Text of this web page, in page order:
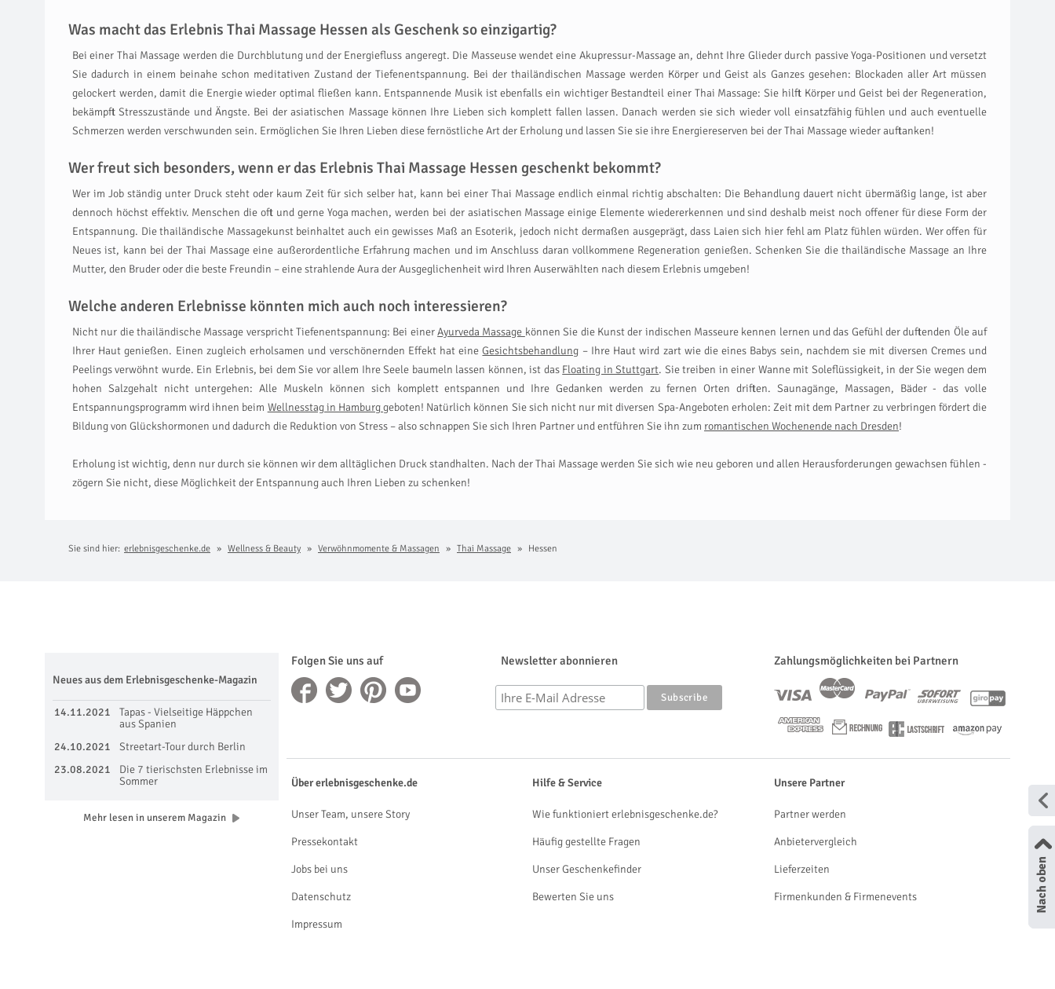
Was macht das Erlebnis Thai Massage Hessen als Geschenk so einzigartig?
Bei einer Thai Massage werden die Durchblutung und der Energiefluss angeregt. Die Masseuse wendet eine Akupressur-Massage an, dehnt Ihre Glieder durch passive Yoga-Positionen und versetzt
Sie dadurch in einem beinahe schon meditativen Zustand der Tiefenentspannung. Bei der thailändischen Massage werden Körper und Geist als Ganzes gesehen: Blockaden aller Art müssen
gelockert werden, damit die Energie wieder optimal fließen kann. Entspannende Musik ist ebenfalls ein wichtiger Bestandteil einer Thai Massage: Sie hilft Körper und Geist bei der Regeneration,
bekämpft Stresszustände und Ängste. Bei der asiatischen Massage können Ihre Lieben sich komplett fallen lassen. Danach werden sie sich wieder voll einsatzfähig fühlen und auch eventuelle
Schmerzen werden verschwunden sein. Ermöglichen Sie Ihren Lieben diese fernöstliche Art der Erholung und lassen Sie sie ihre Energiereserven bei der Thai Massage wieder auftanken!
Wer freut sich besonders, wenn er das Erlebnis Thai Massage Hessen geschenkt bekommt?
Wer im Job ständig unter Druck steht oder kaum Zeit für sich selber hat, kann bei einer Thai Massage endlich einmal richtig abschalten: Die Behandlung dauert nicht übermäßig lange, ist aber
dennoch höchst effektiv. Menschen die oft und gerne Yoga machen, werden bei der asiatischen Massage einige Elemente wiedererkennen und sind deshalb meist noch offener für diese Form der
Entspannung. Die thailändische Massagekunst beinhaltet auch ein gewisses Maß an Esoterik, jedoch nicht dermaßen ausgeprägt, dass Laien sich hier fehl am Platz fühlen würden. Wer offen für
Neues ist, kann bei der Thai Massage eine außerordentliche Erfahrung machen und im Anschluss daran vollkommene Regeneration genießen. Schenken Sie die thailändische Massage an Ihre
Mutter, den Bruder oder die beste Freundin – eine strahlende Aura der Ausgeglichenheit wird Ihren Auserwählten nach diesem Erlebnis umgeben!
Welche anderen Erlebnisse könnten mich auch noch interessieren?
Nicht nur die thailändische Massage verspricht Tiefenentspannung: Bei einerAyurveda Massage können Sie die Kunst der indischen Masseure kennen lernen und das Gefühl der duftenden Öle auf
Ihrer Haut genießen. Einen zugleich erholsamen und verschönernden Effekt hat eineGesichtsbehandlung – Ihre Haut wird zart wie die eines Babys sein, nachdem sie mit diversen Cremes und
Peelings verwöhnt wurde. Ein Erlebnis, bei dem Sie vor allem Ihre Seele baumeln lassen können, ist das Floating in Stuttgart. Sie treiben in einer Wanne mit Soleflüssigkeit, in der Sie wegen dem
hohen Salzgehalt nicht untergehen: Alle Muskeln können sich komplett entspannen und Ihre Gedanken werden zu fernen Orten driften. Saunagänge, Massagen, Bäder - das volle
Entspannungsprogramm wird ihnen beim Wellnesstag in Hamburggeboten! Natürlich können Sie sich nicht nur mit diversen Spa-Angeboten erholen: Zeit mit dem Partner zu verbringen fördert die
Bildung von Glückshormonen und dadurch die Reduktion von Stress – also schnappen Sie sich Ihren Partner und entführen Sie ihn zum romantischen Wochenende nach Dresden!
Erholung ist wichtig, denn nur durch sie können wir dem alltäglichen Druck standhalten. Nach der Thai Massage werden Sie sich wie neu geboren und allen Herausforderungen gewachsen fühlen -
zögern Sie nicht, diese Möglichkeit der Entspannung auch Ihren Lieben zu schenken!
Sie sind hier: erlebnisgeschenke.de Wellness & Beauty Verwöhnmomente & Massagen Thai Massage Hessen
Folgen Sie uns auf Newsletter abonnieren Zahlungsmöglichkeiten bei Partnern
Neues aus dem Erlebnisgeschenke-Magazin
14.11.2021
Tapas - Vielseitige Häppchen
aus Spanien
24.10.2021
Streetart-Tour durch Berlin
23.08.2021
Die 7 tierischsten Erlebnisse im
Sommer
Mehr lesen in unserem Magazin
Über erlebnisgeschenke.de
Unser Team, unsere Story
Pressekontakt
Jobs bei uns
Datenschutz
Impressum
Hilfe & Service
Wie funktioniert erlebnisgeschenke.de?
Häufig gestellte Fragen
Unser Geschenkefinder
Bewerten Sie uns
Unsere Partner
Partner werden
Anbietervergleich
Lieferzeiten
Firmenkunden & Firmenevents